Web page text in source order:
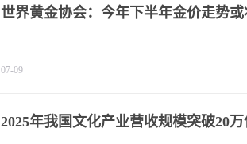
世界黄金协会：今年下半年金价走势
07-09
2025年我国文化产业营收规模突破20